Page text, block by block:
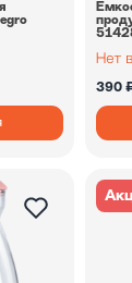
390